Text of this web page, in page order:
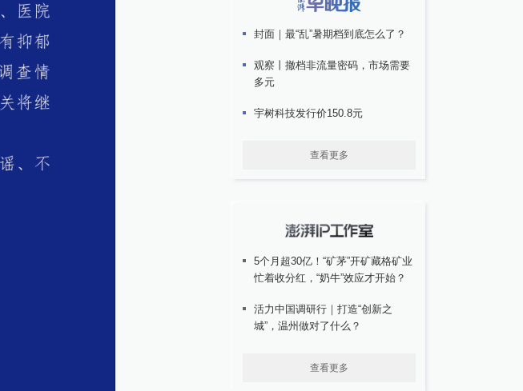
封面｜最“乱”暑期档到底怎么了？
观察丨撤档非流量密码，市场需要
多元
宇树科技发行价150.8元
查看更多
5个月超30亿！“矿茅”开矿藏格矿业
忙着收分红，“奶牛”效应才开始？
活力中国调研行｜打造“创新之
城”，温州做对了什么？
查看更多